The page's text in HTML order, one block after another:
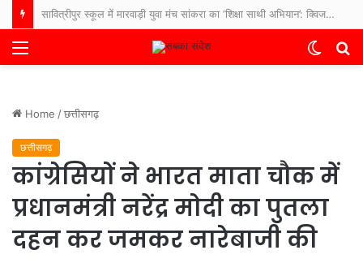
सावित्रीपुर स्कूल में मारवाड़ी युवा मंच सांकरा का ‘शिक्षा साथी अभियान’: क्विज और पौधारोपण से बच्चों में बढ़ा उत्साह
Menu
Switch
Home /छत्तीसगढ़
छत्तीसगढ़
कांग्रेसियों ने भारत माता चौक में
प्रधानमंत्री नरेंद्र मोदी का पुतला
दहन कर जमकर नारेबाजी की